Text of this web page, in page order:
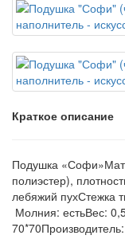
Краткое описание
Подушка
полиэстер),
лебяжий пухСтежка
Молния: естьВес: